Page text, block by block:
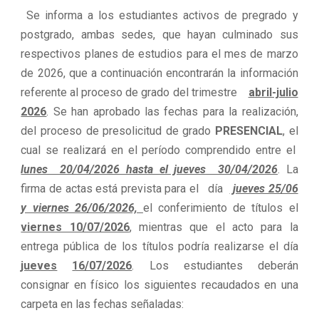
Se informa a los estudiantes activos de pregrado y
postgrado, ambas sedes, que hayan culminado sus
respectivos planes de estudios para el mes de marzo
de 2026, que a continuación encontrarán la información
referente al proceso de grado del trimestre abril-julio
2026. Se han aprobado las fechas para la realización,
del proceso de presolicitud de grado PRESENCIAL, el
cual se realizará en el período comprendido entre el
lunes 20/04/2026 hasta el jueves 30/04/2026. La
firma de actas está prevista para el día
jueves 25/06
y viernes 26/06/2026, el conferimiento de títulos el
viernes 10/07/2026, mientras que el acto para la
entrega pública de los títulos podría realizarse el día
jueves
16/07/2026. Los estudiantes deberán
consignar en físico los siguientes recaudados en una
carpeta en las fechas señaladas: